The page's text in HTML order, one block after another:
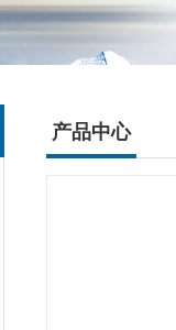
产品中心